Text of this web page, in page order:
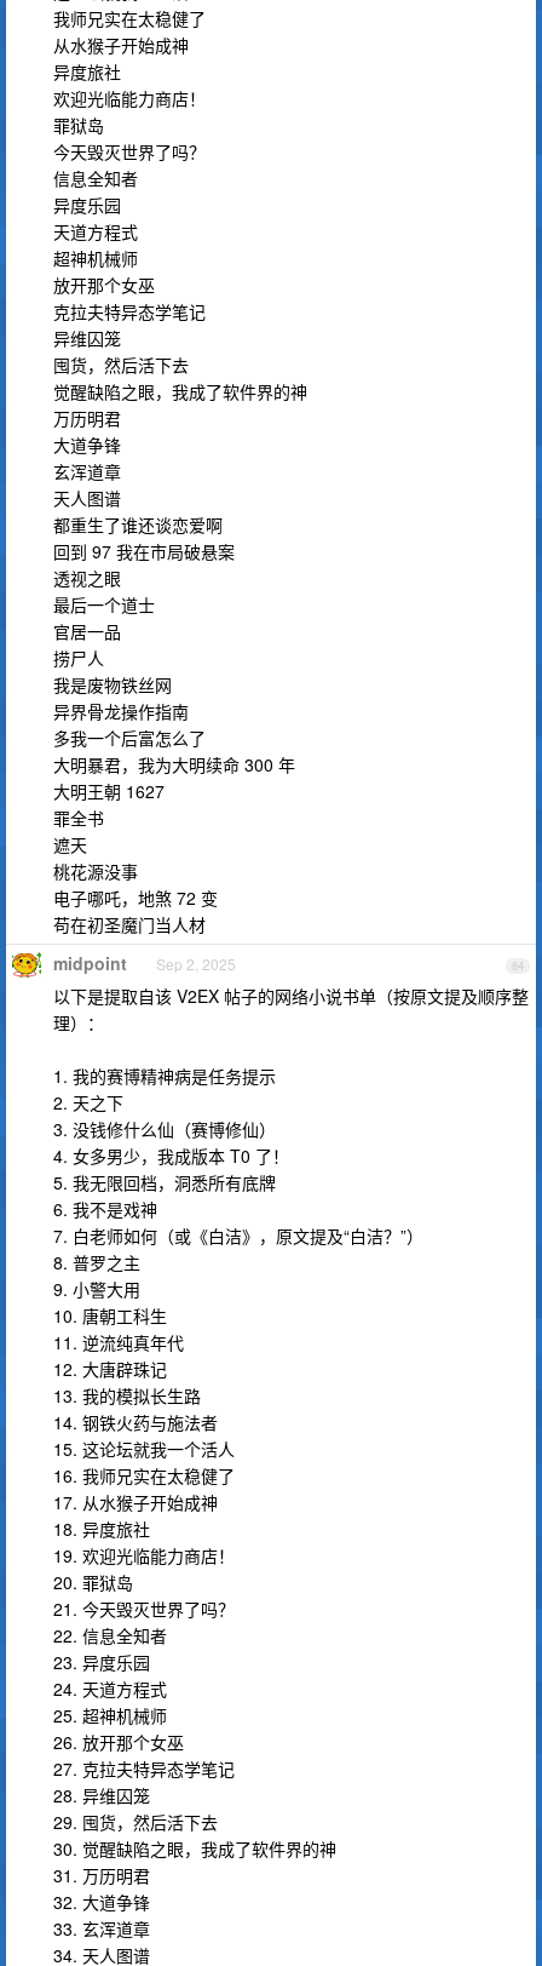
我师兄实在太稳健了
从水猴子开始成神
异度旅社
欢迎光临能力商店！
罪狱岛
今天毁灭世界了吗？
信息全知者
异度乐园
天道方程式
超神机械师
放开那个女巫
克拉夫特异态学笔记
异维囚笼
囤货，然后活下去
觉醒缺陷之眼，我成了软件界的神
万历明君
大道争锋
玄浑道章
天人图谱
都重生了谁还谈恋爱啊
回到 97 我在市局破悬案
透视之眼
最后一个道士
官居一品
捞尸人
我是废物铁丝网
异界骨龙操作指南
多我一个后富怎么了
大明暴君，我为大明续命 300 年
大明王朝 1627
罪全书
遮天
桃花源没事
电子哪吒，地煞 72 变
苟在初圣魔门当人材
84
midpoint Sep 2, 2025
以下是提取自该 V2EX 帖子的网络小说书单（按原文提及顺序整
理）：
1. 我的赛博精神病是任务提示
2. 天之下
3. 没钱修什么仙（赛博修仙）
4. 女多男少，我成版本 T0 了！
5. 我无限回档，洞悉所有底牌
6. 我不是戏神
7. 白老师如何（或《白洁》，原文提及“白洁？”）
8. 普罗之主
9. 小警大用
10. 唐朝工科生
11. 逆流纯真年代
12. 大唐辟珠记
13. 我的模拟长生路
14. 钢铁火药与施法者
15. 这论坛就我一个活人
16. 我师兄实在太稳健了
17. 从水猴子开始成神
18. 异度旅社
19. 欢迎光临能力商店！
20. 罪狱岛
21. 今天毁灭世界了吗？
22. 信息全知者
23. 异度乐园
24. 天道方程式
25. 超神机械师
26. 放开那个女巫
27. 克拉夫特异态学笔记
28. 异维囚笼
29. 囤货，然后活下去
30. 觉醒缺陷之眼，我成了软件界的神
31. 万历明君
32. 大道争锋
33. 玄浑道章
34. 天人图谱